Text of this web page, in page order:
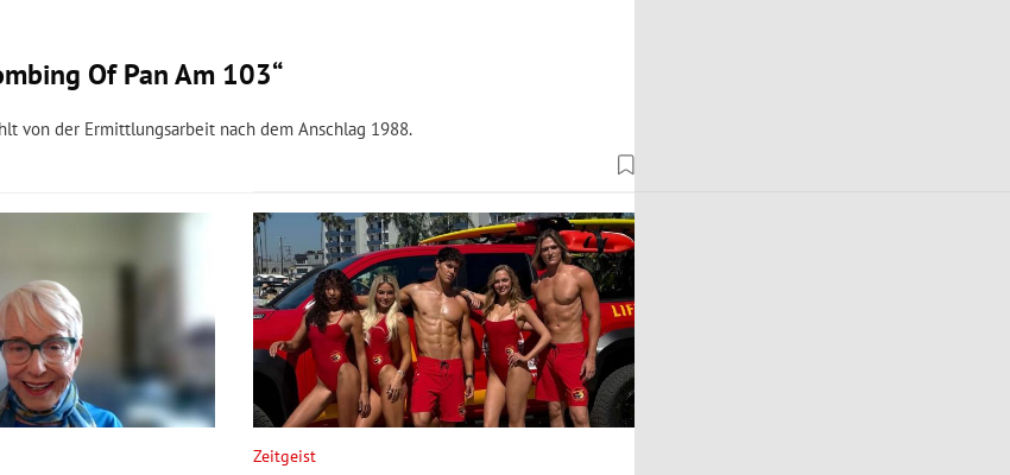
Of Pan Am 103“
von der Ermittlungsarbeit nach dem Anschlag 1988.
Zeitgeist